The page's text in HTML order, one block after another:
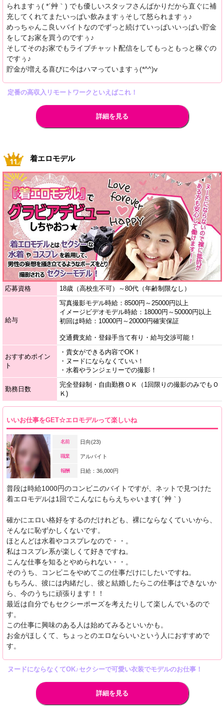
られますぅ( *´艸｀) でも優しいスタッフさんばかりだから直ぐに補
充してくれてまたいっぱい飲みますぅそして怒られますぅ♪
めっちゃんこ良いバイトなのでずっと続けていっぱいいっぱい貯金
をしてお家を買うのですぅ♪
そしてそのお家でもライブチャット配信をしてもっともっと稼ぐの
ですぅ♪
貯金が増える喜びに今はハマっていますぅ(*^^)v
定番の高収入リモートワークといえばこれ！
詳細を見る
着エロモデル
応募資格 18歳（高校生不可）～80代（年齢制限なし）
給与
写真撮影モデル時給：8500円～25000円以上
イメージビデオモデル時給：18000円～50000円以上
初回は時給：10000円～20000円確実保証
交通費支給・登録手当て有り・給与交渉可能！
おすすめポイン
ト
・貴女ができる内容でOK！
・ヌードにならなくていい！
・水着やランジェリーでの撮影！
勤務日数
完全登録制・自由勤務ＯＫ（1回限りの撮影のみでもＯ
Ｋ)
いいお仕事をGET☆エロモデルって楽しいね
名前 日向(23)
職業 アルバイト
報酬 日給：36,000円
普段は時給1000円のコンビニのバイトですが、ネットで見つけた
着エロモデルは1回でこんなにもらえちゃいます( ´艸｀)
確かにエロい格好をするのだけれども、裸にならなくていいから、
そんなに恥ずかしくないです。
ほとんどは水着やコスプレなので・・。
私はコスプレ系が楽しくて好きですね。
こんな仕事を知るとやめられない・・。
そのうち、コンビニをやめてこの仕事だけにしたいですね。
もちろん、彼には内緒だし、彼と結婚したらこの仕事はできないか
ら、今のうちに頑張ります！！
最近は自分でもセクシーポーズを考えたりして楽しんでいるので
す。
この仕事に興味のある人は始めてみるといいかも。
お金がほしくて、ちょっとのエロならいいという人におすすめで
す。
ヌードにならなくてOK♪セクシーで可愛い衣装でモデルのお仕事！
詳細を見る